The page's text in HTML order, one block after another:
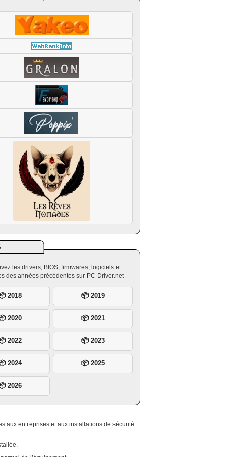
les drivers, BIOS, firmwares, logiciels et
des années précédentes sur PC-Driver.net
2018 📦 2019
2020 📦 2021
2022 📦 2023
2024 📦 2025
2026
aux entreprises et aux installations de sécurité